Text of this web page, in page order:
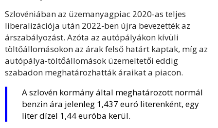
Szlovéniában az üzemanyagpiac 2020-as teljes
liberalizációja után 2022-ben újra bevezették az
árszabályozást. Azóta az autópályákon kívüli
töltőállomásokon az árak felső határt kaptak, míg az
autópálya-töltőállomások üzemeltetői eddig
szabadon meghatározhatták áraikat a piacon.
A szlovén kormány által meghatározott normál
benzin ára jelenleg 1,437 euró literenként, egy
liter dízel 1,44 euróba kerül.